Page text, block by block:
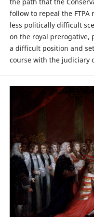
follow to repeal the
less politically difficult
on the royal
a difficult position and
course with the judiciary